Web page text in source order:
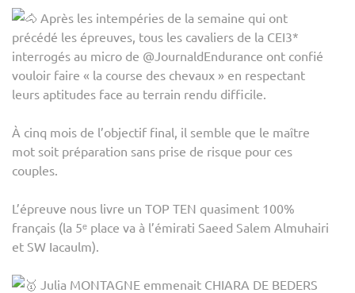
Après les intempéries de la semaine qui ont
précédé les épreuves, tous les cavaliers de la CEI3*
interrogés au micro de @JournaldEndurance ont confié
vouloir faire « la course des chevaux » en respectant
leurs aptitudes face au terrain rendu difficile.
À cinq mois de l’objectif final, il semble que le maître
mot soit préparation sans prise de risque pour ces
couples.
L’épreuve nous livre un TOP TEN quasiment 100%
français (la 5ᵉ place va à l’émirati Saeed Salem Almuhairi
et SW Iacaulm).
Julia MONTAGNE emmenait CHIARA DE BEDERS